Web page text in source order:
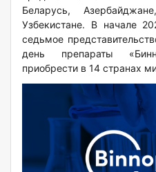
Беларусь,
Узбекистане. В начале
седьмое
день препараты
приобрести в 14 странах